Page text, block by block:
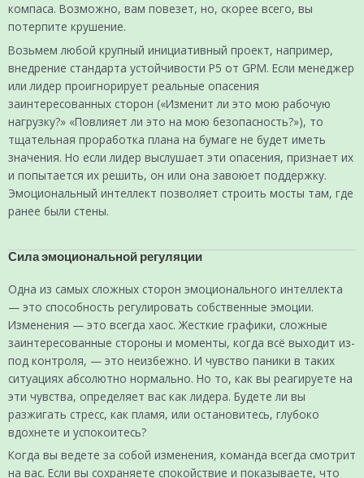
компаса. Возможно, вам повезет, но, скорее всего, вы
потерпите крушение.
Возьмем любой крупный инициативный проект, например,
внедрение стандарта устойчивости P5 от GPM. Если менеджер
или лидер проигнорирует реальные опасения
заинтересованных сторон («Изменит ли это мою рабочую
нагрузку?» «Повлияет ли это на мою безопасность?»), то
тщательная проработка плана на бумаге не будет иметь
значения. Но если лидер выслушает эти опасения, признает их
и попытается их решить, он или она завоюет поддержку.
Эмоциональный интеллект позволяет строить мосты там, где
ранее были стены.
Сила эмоциональной регуляции
Одна из самых сложных сторон эмоционального интеллекта
— это способность регулировать собственные эмоции.
Изменения — это всегда хаос. Жесткие графики, сложные
заинтересованные стороны и моменты, когда всё выходит из-
под контроля, — это неизбежно. И чувство паники в таких
ситуациях абсолютно нормально. Но то, как вы реагируете на
эти чувства, определяет вас как лидера. Будете ли вы
разжигать стресс, как пламя, или остановитесь, глубоко
вдохнете и успокоитесь?
Когда вы ведете за собой изменения, команда всегда смотрит
на вас. Если вы сохраняете спокойствие и показываете, что